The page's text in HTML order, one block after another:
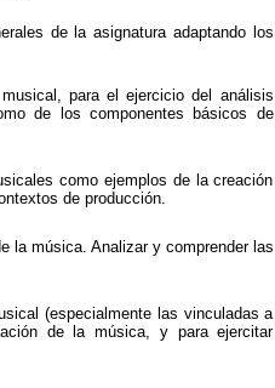
de la asignatura adaptando los
para el ejercicio del análisis
de los componentes básicos de
como ejemplos de la creación
de producción.
la música. Analizar y comprender las
(especialmente las vinculadas a
de la música, y para ejercitar